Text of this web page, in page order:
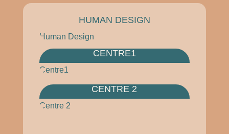
HUMAN DESIGN
Human Design
CENTRE1
Centre1
CENTRE 2
Centre 2